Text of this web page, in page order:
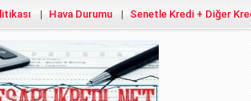
Hava Durumu Senetle Kredi + Diğer